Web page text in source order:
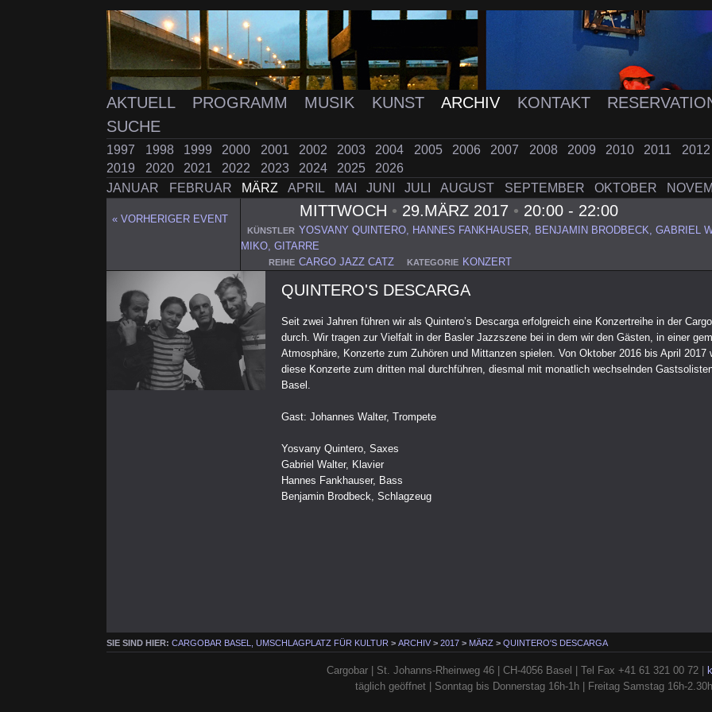
AKTUELL PROGRAMM MUSIK KUNST ARCHIV KONTAKT
SUCHE
1997 1998 1999 2000 2001 2002 2003 2004 2005 2006 2007 2008 2009 2010 2011 2012
2019
2020 2021 2022 2023 2024 2025
2026
JANUAR
FEBRUAR MÄRZ APRIL MAI JUNI JULI AUGUST SEPTEMBER OKTOBER
« VORHERIGER EVENT MITTWOCH • 29.MÄRZ 2017 • 20:00 - 22:00
KÜNSTLER YOSVANY QUINTERO, HANNES FANKHAUSER, BENJAMIN BRODBECK, GABRIEL
MIKO, GITARRE
REIHE CARGO JAZZ CATZ KATEGORIE KONZERT
QUINTERO'S DESCARGA
Seit zwei Jahren führen wir als Quintero’s Descarga erfolgreich eine Konzertreihe in der
durch. Wir tragen zur Vielfalt in der Basler Jazzszene bei in dem wir den Gästen, in einer
Atmosphäre, Konzerte zum Zuhören und Mittanzen spielen. Von Oktober 2016 bis April 2017
diese Konzerte zum dritten mal durchführen, diesmal mit monatlich wechselnden
Basel.
Gast: Johannes Walter, Trompete
Yosvany Quintero, Saxes
Gabriel Walter, Klavier
Hannes Fankhauser, Bass
Benjamin Brodbeck, Schlagzeug
SIE SIND HIER:CARGOBAR BASEL, UMSCHLAGPLATZ FÜR KULTUR >ARCHIV >2017 > MÄRZ >QUINTERO'S DESCARGA
Cargobar | St. Johanns-Rheinweg 46 | CH-4056 Basel | Tel Fax +41 61 321 00 72 |
täglich geöffnet | Sonntag bis Donnerstag 16h-1h | Freitag Samstag 16h-2.30h